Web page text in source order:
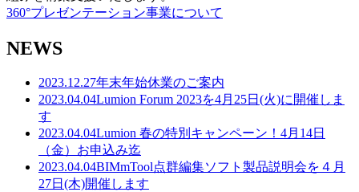
360°プレゼンテーション事業について
NEWS
2023.12.27年末年始休業のご案内
2023.04.04Lumion Forum 2023を4月25日(火)に開催しま
す
2023.04.04Lumion 春の特別キャンペーン！4月14日
（金）お申込み迄
2023.04.04BIMmTool点群編集ソフト製品説明会を４月
27日(木)開催します